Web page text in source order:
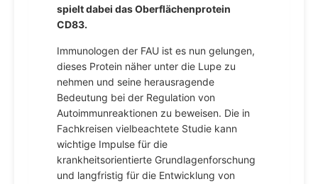
spielt dabei das Oberflächenprotein
CD83.
Immunologen der FAU ist es nun gelungen,
dieses Protein näher unter die Lupe zu
nehmen und seine herausragende
Bedeutung bei der Regulation von
Autoimmunreaktionen zu beweisen. Die in
Fachkreisen vielbeachtete Studie kann
wichtige Impulse für die
krankheitsorientierte Grundlagenforschung
und langfristig für die Entwicklung von